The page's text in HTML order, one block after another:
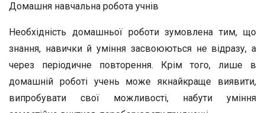
Домашня навчальна робота учнів
Необхідність домашньої роботи зумовлена тим, що
знан­ня, навички й уміння засвоюються не відразу, а
через періодичне повторення. Крім того, лише в
домашній роботі учень може якнайкраще виявити,
випробувати свої можливості, на­бути уміння